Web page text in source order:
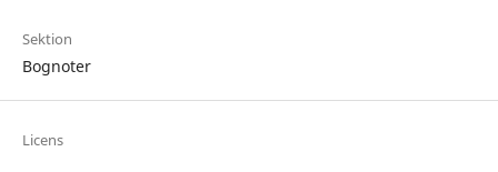
Sektion
Bognoter
Licens